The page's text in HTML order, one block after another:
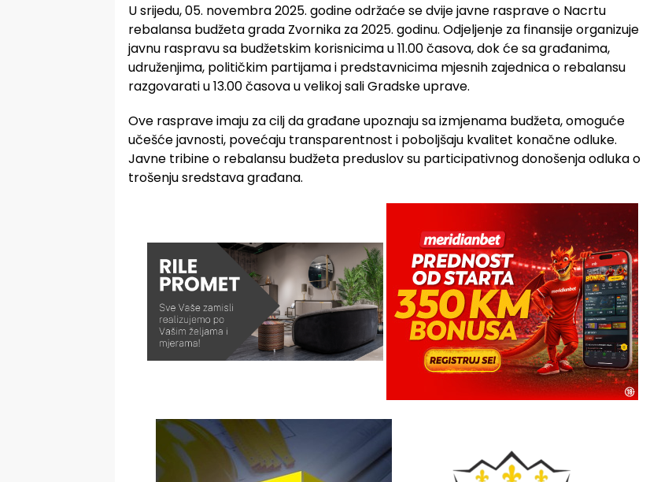
U srijedu, 05. novembra 2025. godine održaće se dvije javne rasprave o Nacrtu
rebalansa budžeta grada Zvornika za 2025. godinu. Odjeljenje za finansije organizuje
javnu raspravu sa budžetskim korisnicima u 11.00 časova, dok će sa građanima,
udruženjima, političkim partijama i predstavnicima mjesnih zajednica o rebalansu
razgovarati u 13.00 časova u velikoj sali Gradske uprave.
Ove rasprave imaju za cilj da građane upoznaju sa izmjenama budžeta, omoguće
učešće javnosti, povećaju transparentnost i poboljšaju kvalitet konačne odluke.
Javne tribine o rebalansu budžeta preduslov su participativnog donošenja odluka o
trošenju sredstava građana.